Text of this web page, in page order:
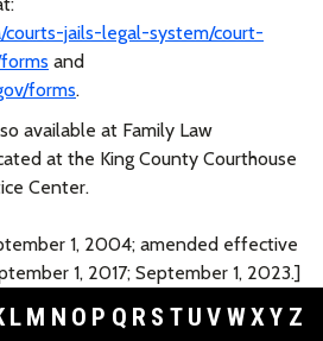
courts-jails-legal-system/court-
and
forms.
available at Family Law
at the King County Courthouse
Center.
1, 2004; amended effective
1, 2017; September 1, 2023.]
L M N O P Q R S T U V WXY Z